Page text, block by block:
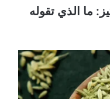
ما الذي تقوله